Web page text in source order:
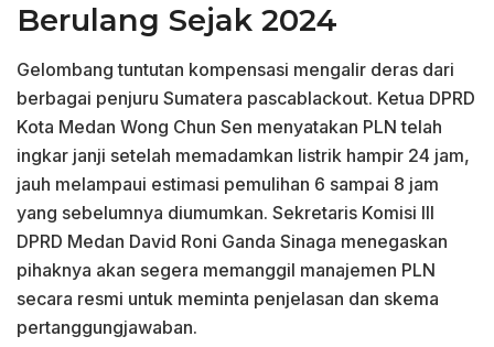
Berulang Sejak 2024
Gelombang tuntutan kompensasi mengalir deras dari
berbagai penjuru Sumatera pascablackout. Ketua DPRD
Kota Medan Wong Chun Sen menyatakan PLN telah
ingkar janji setelah memadamkan listrik hampir 24 jam,
jauh melampaui estimasi pemulihan 6 sampai 8 jam
yang sebelumnya diumumkan. Sekretaris Komisi III
DPRD Medan David Roni Ganda Sinaga menegaskan
pihaknya akan segera memanggil manajemen PLN
secara resmi untuk meminta penjelasan dan skema
pertanggungjawaban.